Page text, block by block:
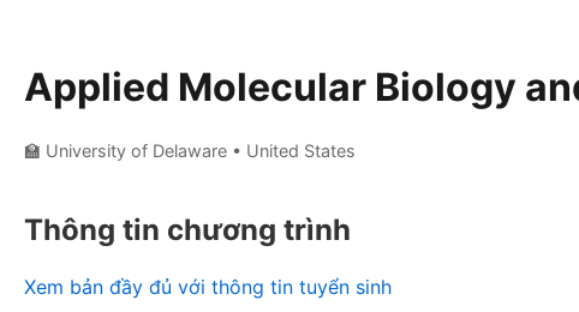
Applied Molecular Biology
🏫 University of Delaware • United States
Thông tin chương trình
Xem bản đầy đủ với thông tin tuyển sinh